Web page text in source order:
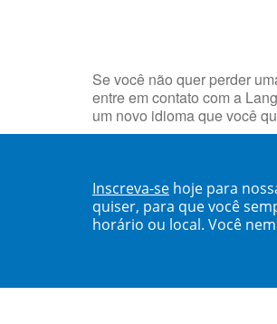
Se você não quer perder
entre em contato com a
um novo idioma que você
Inscreva-se hoje para
quiser, para que você
horário ou local. Você